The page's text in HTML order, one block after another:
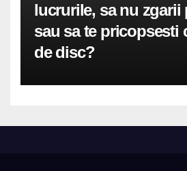
lucrurile, sa nu zgarii
sau sa te pricopsesti
de disc?